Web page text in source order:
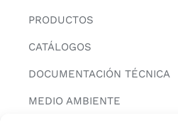
PRODUCTOS
CATÁLOGOS
DOCUMENTACIÓN TÉCNICA
MEDIO AMBIENTE